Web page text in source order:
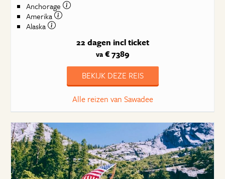
Anchorage
Amerika
Alaska
22 dagen incl ticket
va€ 7389
BEKIJK DEZE REIS
Alle reizen van Sawadee